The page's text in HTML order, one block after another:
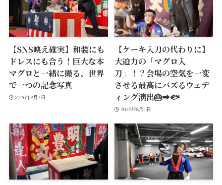
【SNS映え確実】和装にも
ドレスにも合う！巨大な本
マグロと一緒に撮る、世界
で一つの記念写真
2026年8月4日
【ケーキ入刀の代わりに】
大迫力の「マグロ入
刀」！？会場の空気を一変
させる最高にバズるウェデ
ィング演出🎂➡️🐟
2026年8月1日